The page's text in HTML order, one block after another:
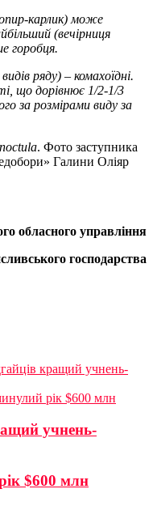
карлик) може
(вечірниця
горобця.
ряду) – комахоїдні.
що дорівнює 1/2-1/3
за розмірами виду за
. Фото заступника
Галини Оліяр
обласного управління
господарства
кращий учнень-
рік $600 млн
учнень-
$600 млн